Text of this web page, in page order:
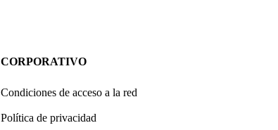
CORPORATIVO
Condiciones de acceso a la red
Política de privacidad